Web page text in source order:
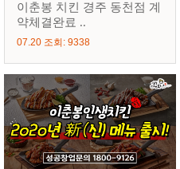
이춘봉 치킨 경주 동천점 계
약체결완료 ..
07.20 조회: 9338